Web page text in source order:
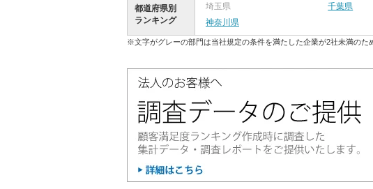
都道府県別
ランキング
埼玉県 千葉県
神奈川県
※文字がグレーの部門は当社規定の条件を満たした企業が2社未満のた